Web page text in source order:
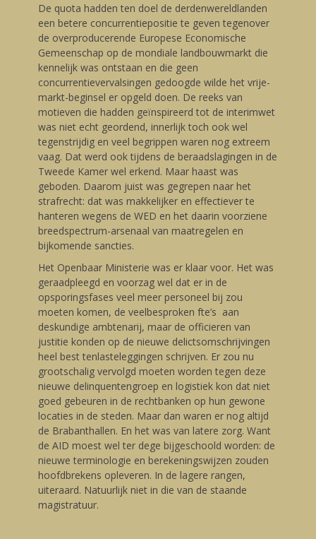
De quota hadden ten doel de derdenwereldlanden
een betere concurrentiepositie te geven tegenover
de overproducerende Europese Economische
Gemeenschap op de mondiale landbouwmarkt die
kennelijk was ontstaan en die geen
concurrentievervalsingen gedoogde wilde het vrije-
markt-beginsel er opgeld doen. De reeks van
motieven die hadden geïnspireerd tot de interimwet
was niet echt geordend, innerlijk toch ook wel
tegenstrijdig en veel begrippen waren nog extreem
vaag. Dat werd ook tijdens de beraadslagingen in de
Tweede Kamer wel erkend. Maar haast was
geboden. Daarom juist was gegrepen naar het
strafrecht: dat was makkelijker en effectiever te
hanteren wegens de WED en het daarin voorziene
breedspectrum-arsenaal van maatregelen en
bijkomende sancties.
Het Openbaar Ministerie was er klaar voor. Het was
geraadpleegd en voorzag wel dat er in de
opsporingsfases veel meer personeel bij zou
moeten komen, de veelbesproken fte’s aan
deskundige ambtenarij, maar de officieren van
justitie konden op de nieuwe delictsomschrijvingen
heel best tenlasteleggingen schrijven. Er zou nu
grootschalig vervolgd moeten worden tegen deze
nieuwe delinquentengroep en logistiek kon dat niet
goed gebeuren in de rechtbanken op hun gewone
locaties in de steden. Maar dan waren er nog altijd
de Brabanthallen. En het was van latere zorg. Want
de AID moest wel ter dege bijgeschoold worden: de
nieuwe terminologie en berekeningswijzen zouden
hoofdbrekens opleveren. In de lagere rangen,
uiteraard. Natuurlijk niet in die van de staande
magistratuur.